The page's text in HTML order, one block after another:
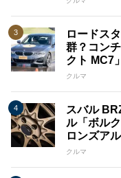
ロードス
群？コン
クト MC7
クルマ
スバル
ル「ボル
ロンズア
クルマ